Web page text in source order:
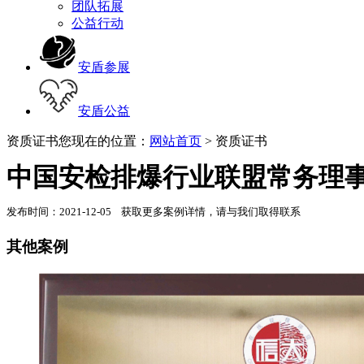
团队拓展
公益行动
安盾参展
安盾公益
资质证书您现在的位置： 网站首页 > 资质证书
中国安检排爆行业联盟常务理
发布时间：2021-12-05 获取更多案例详情，请与我们取得联系
其他案例